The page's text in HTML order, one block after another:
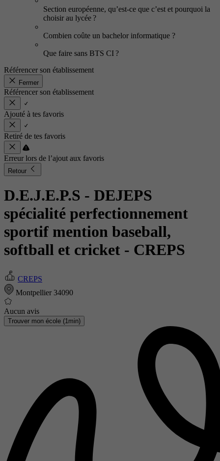
Section européenne, qu’est-ce que c’est et pourquoi la
choisir au lycée ?
Combien coûte un bachelor informatique ?
Que faire sans BTS CI ?
Référencer son établissement
Fermer
Référencer son établissement
Ajouté à tes favoris
Retiré de tes favoris
Erreur lors de l’ajout aux favoris
Retour
D.E.J.E.P.S - DEJEPS
spécialité perfectionnement
sportif mention baseball,
softball et cricket - CREPS
CREPS
Montpellier 34090
Aucun avis
Trouver mon école (1min)